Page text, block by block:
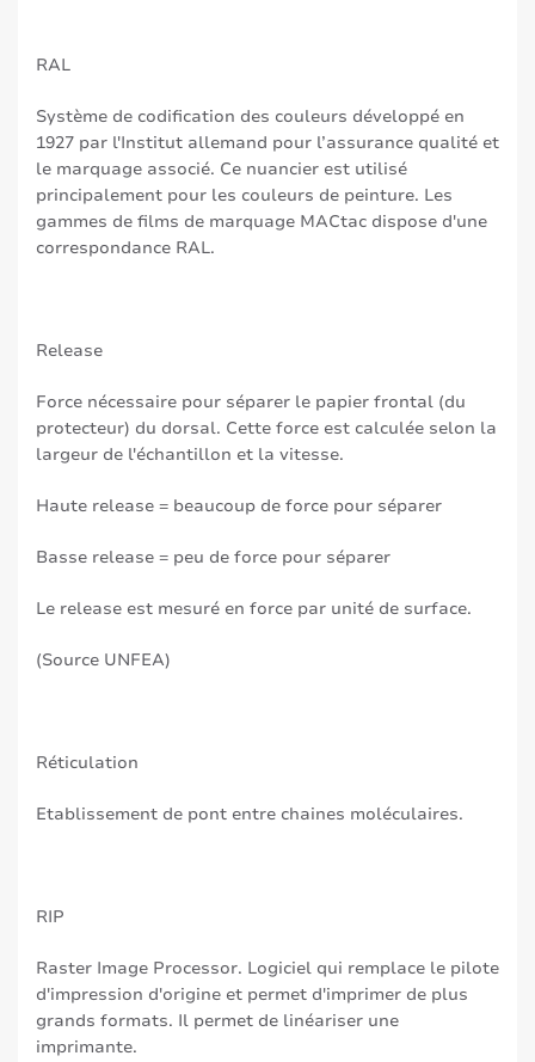
RAL
Système de codification des couleurs développé en
1927 par l'Institut allemand pour l’assurance qualité et
le marquage associé. Ce nuancier est utilisé
principalement pour les couleurs de peinture. Les
gammes de films de marquage MACtac dispose d'une
correspondance RAL.
Release
Force nécessaire pour séparer le papier frontal (du
protecteur) du dorsal. Cette force est calculée selon la
largeur de l'échantillon et la vitesse.
Haute release = beaucoup de force pour séparer
Basse release = peu de force pour séparer
Le release est mesuré en force par unité de surface.
(Source UNFEA)
Réticulation
Etablissement de pont entre chaines moléculaires.
RIP
Raster Image Processor. Logiciel qui remplace le pilote
d'impression d'origine et permet d'imprimer de plus
grands formats. Il permet de linéariser une
imprimante.